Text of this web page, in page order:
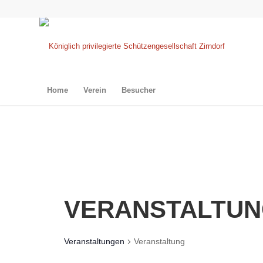
Home Verein Besucher
Veranstaltungen Veranstaltung